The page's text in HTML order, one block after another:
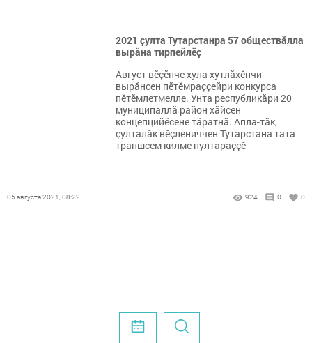
2021 ҫулта Тутарстанра 57 обществăлла
вырӑна тирпейлӗҫ
Август вӗҫӗнче хула хутлӑхӗнчи
вырӑнсен пӗтӗмраҫҫейри конкурса
пӗтӗмлетмелле. Унта республикӑри 20
муниципаллӑ район хӑйсен
концепцийӗсене тӑратнӑ. Апла-тӑк,
ҫулталӑк вӗҫлениччен Тутарстана тата
траншсем килме пултараҫҫӗ
05 августа 2021, 08:22 924 0 0